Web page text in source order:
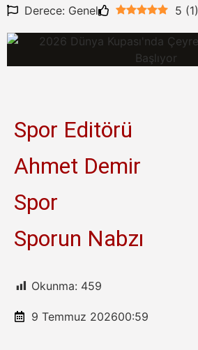
Derece: Genel 5 (1)
Spor Editörü
Ahmet Demir
Spor
Sporun Nabzı
Okunma: 459
9 Temmuz 202600:59